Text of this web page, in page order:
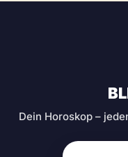
Dein Horoskop –